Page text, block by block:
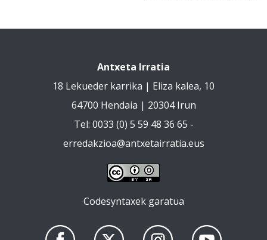
Antxeta Irratia
18 Lekueder karrika | Eliza kalea, 10
64700 Hendaia | 20304 Irun
Tel: 0033 (0) 5 59 48 36 65 -
erredakzioa@antxetairratia.eus
Codesyntaxek garatua